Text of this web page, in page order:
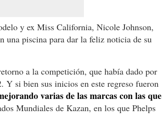
y ex Miss California, Nicole Johnson,
una piscina para dar la feliz noticia de su
a la competición, que había dado por
Y si bien sus inicios en este regreso fueron
varias de las marcas con las que
Mundiales de Kazan, en los que Phelps